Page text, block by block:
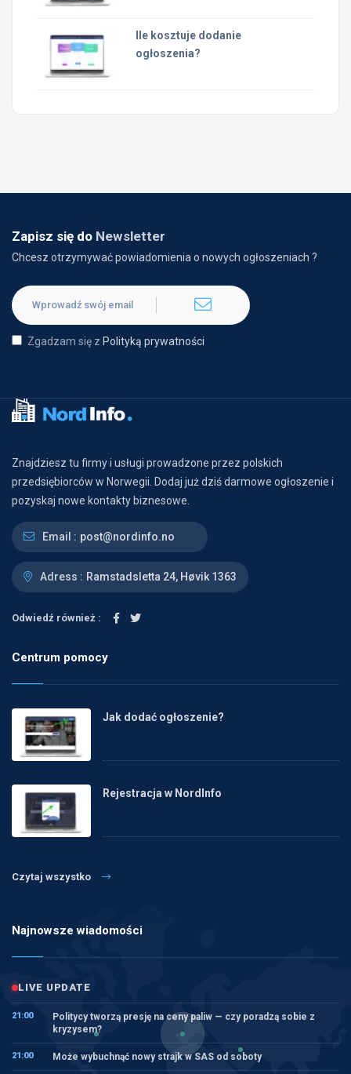
Ile kosztuje dodanie
ogłoszenia?
Zapisz się do Newsletter
Chcesz otrzymywać powiadomienia o nowych ogłoszeniach ?
Zgadzam się z Polityką prywatności
Znajdziesz tu firmy i usługi prowadzone przez polskich
przedsiębiorców w Norwegii. Dodaj już dziś darmowe ogłoszenie i
pozyskaj nowe kontakty biznesowe.
Email : post@nordinfo.no
Adress : Ramstadsletta 24, Høvik 1363
Odwiedź również :
Centrum pomocy
Jak dodać ogłoszenie?
Rejestracja w NordInfo
Czytaj wszystko
Najnowsze wiadomości
LIVE UPDATE
21:00
Politycy tworzą presję na ceny paliw — czy poradzą sobie z
kryzysem?
21:00 Może wybuchnąć nowy strajk w SAS od soboty